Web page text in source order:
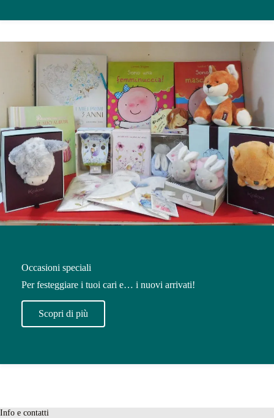
Occasioni speciali
Per festeggiare i tuoi cari e… i nuovi arrivati!
Scopri di più
Info e contatti